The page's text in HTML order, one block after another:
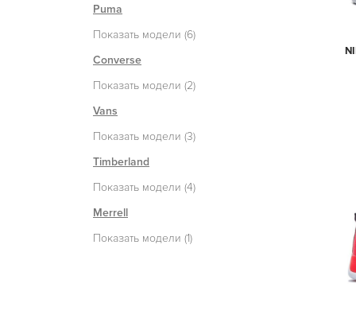
Puma
Показать модели (6)
Converse
Показать модели (2)
Vans
Показать модели (3)
Timberland
Показать модели (4)
Merrell
Показать модели (1)